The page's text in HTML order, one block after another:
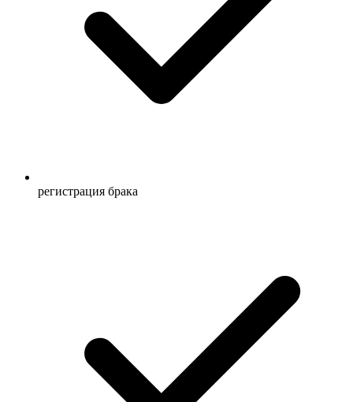
регистрация брака